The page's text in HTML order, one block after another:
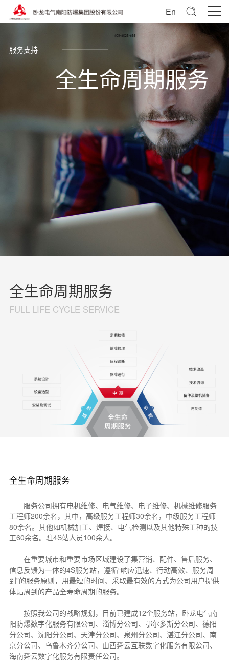
En
服务支持
全生命周期服务
全生命周期服务
FULL LIFE CYCLE SERVICE
全生命周期服务
服务公司拥有电机维修、电气维修、电子维修、机械维修服务
工程师200余名，其中，高级服务工程师30余名，中级服务工程师
80余名。其他如机械加工、焊接、电气检测以及其他特殊工种的技
工60余名。驻4S站人员100余人。
在重要城市和重要市场区域建设了集营销、配件、售后服务、
信息反馈为一体的4S服务站，遵循“响应迅速、行动高效、服务周
到”的服务原则，用最短的时间、采取最有效的方式为公司用户提供
体贴周到的产品全寿命周期的服务。
按照我公司的战略规划，目前已建成12个服务站，卧龙电气南
阳防爆数字化服务有限公司、淄博分公司、鄂尔多斯分公司、德阳
分公司、沈阳分公司、天津分公司、泉州分公司、湛江分公司、南
京分公司、乌鲁木齐分公司、山西舜云互联数字化服务有限公司、
海南舜云数字化服务有限责任公司。